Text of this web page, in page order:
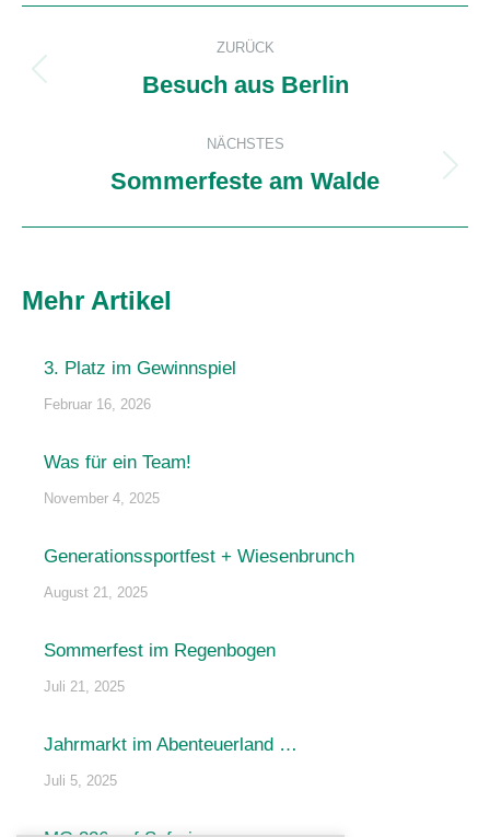
Kommentarnavigation
ZURÜCK
Vorheriger
Besuch aus Berlin
NÄCHSTES
Nächster
Sommerfeste am Walde
Mehr Artikel
3. Platz im Gewinnspiel
Februar 16, 2026
Was für ein Team!
November 4, 2025
Generationssportfest + Wiesenbrunch
August 21, 2025
Sommerfest im Regenbogen
Juli 21, 2025
Jahrmarkt im Abenteuerland …
Juli 5, 2025